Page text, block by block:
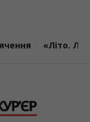
Люди. Сила»: